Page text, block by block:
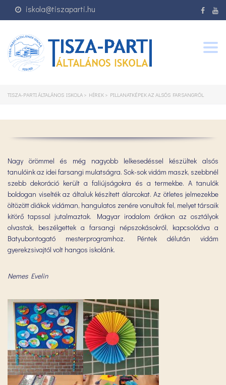
iskola@tiszaparti.hu
TISZA-PARTI ÁLTALÁNOS ISKOLA > HÍREK > PILLANATKÉPEK AZ ALSÓS FARSANGRÓL
Nagy örömmel és még nagyobb lelkesedéssel készültek alsós
tanulóink az idei farsangi mulatságra. Sok-sok vidám maszk, szebbnél
szebb dekoráció került a faliújságokra és a termekbe. A tanulók
boldogan viselték az általuk készített álarcokat. Az ötletes jelmezekbe
öltözött diákok vidáman, hangulatos zenére vonultak fel, melyet társaik
kitörő tapssal jutalmaztak. Magyar irodalom órákon az osztályok
olvastak, beszélgettek a farsangi népszokásokról, kapcsolódva a
Batyubontogató mesterprogramhoz. Péntek délután vidám
gyerekzsivajtól volt hangos iskolánk.
Nemes Evelin